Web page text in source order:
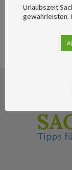
Urlaubszeit
gewährleisten.